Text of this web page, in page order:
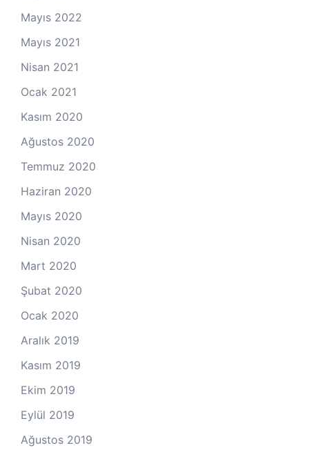
Mayıs 2022
Mayıs 2021
Nisan 2021
Ocak 2021
Kasım 2020
Ağustos 2020
Temmuz 2020
Haziran 2020
Mayıs 2020
Nisan 2020
Mart 2020
Şubat 2020
Ocak 2020
Aralık 2019
Kasım 2019
Ekim 2019
Eylül 2019
Ağustos 2019